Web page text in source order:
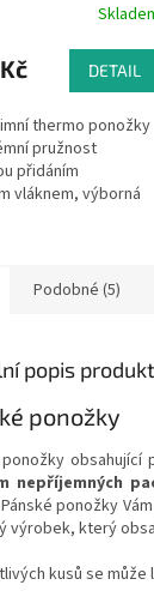
DETAIL
thermo ponožky
pružnost
přidáním
vláknem, výborná
Podobné (5)
popis
ponožky
obsahující
nepříjemných
ponožky
výrobek, který
kusů se